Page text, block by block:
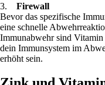
3. Firewall
Bevor das spezifische
eine schnelle
Immunabwehr sind
dein Immunsystem im
erhöht sein.